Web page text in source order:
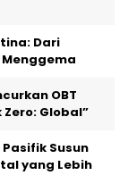
Dari
OBT
Zero: Global”
Susun
yang Lebih